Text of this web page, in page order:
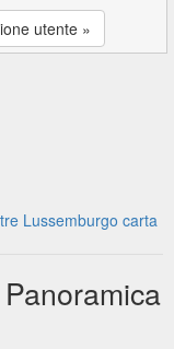
utente »
Lussemburgo carta